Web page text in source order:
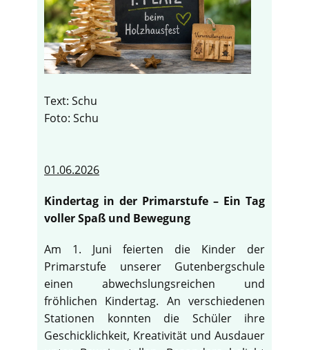
Text: Schu
Foto: Schu
01.06.2026
Kindertag in der Primarstufe – Ein Tag
voller Spaß und Bewegung
Am 1. Juni feierten die Kinder der
Primarstufe unserer Gutenbergschule
einen abwechslungsreichen und
fröhlichen Kindertag. An verschiedenen
Stationen konnten die Schüler ihre
Geschicklichkeit, Kreativität und Ausdauer